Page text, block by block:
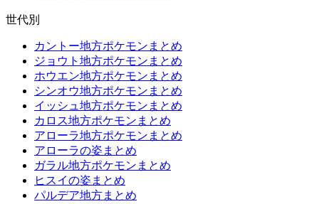
世代別
カントー地方ポケモンまとめ
ジョウト地方ポケモンまとめ
ホウエン地方ポケモンまとめ
シンオウ地方ポケモンまとめ
イッシュ地方ポケモンまとめ
カロス地方ポケモンまとめ
アローラ地方ポケモンまとめ
アローラの姿まとめ
ガラル地方ポケモンまとめ
ヒスイの姿まとめ
パルデア地方まとめ